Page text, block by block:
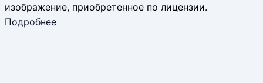
изображение, приобретенное по лицензии.
Подробнее